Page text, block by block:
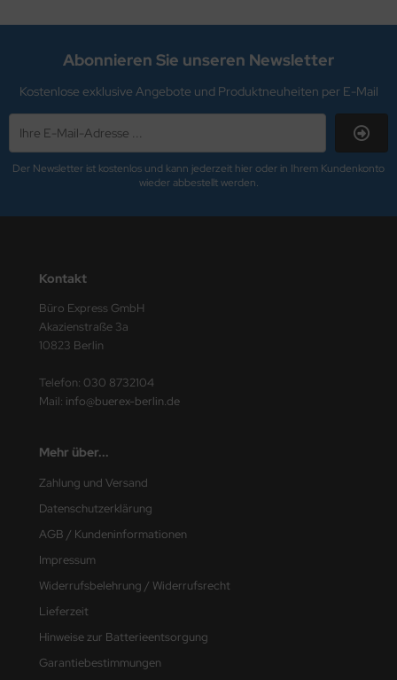
Abonnieren Sie unseren Newsletter
Kostenlose exklusive Angebote und Produktneuheiten per E-Mail
Der Newsletter ist kostenlos und kann jederzeit hier oder in Ihrem Kundenkonto
wieder abbestellt werden.
Kontakt
Büro Express GmbH
Akazienstraße 3a
10823 Berlin
Telefon: 030 8732104
Mail: info@buerex-berlin.de
Mehr über...
Zahlung und Versand
Datenschutzerklärung
AGB / Kundeninformationen
Impressum
Widerrufsbelehrung / Widerrufsrecht
Lieferzeit
Hinweise zur Batterieentsorgung
Garantiebestimmungen
ABSORB
DÜRER